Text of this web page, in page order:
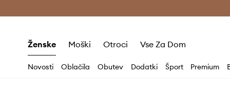
Ženske Moški Otroci Vse Za Dom
Novosti Oblačila Obutev Dodatki Šport Premium